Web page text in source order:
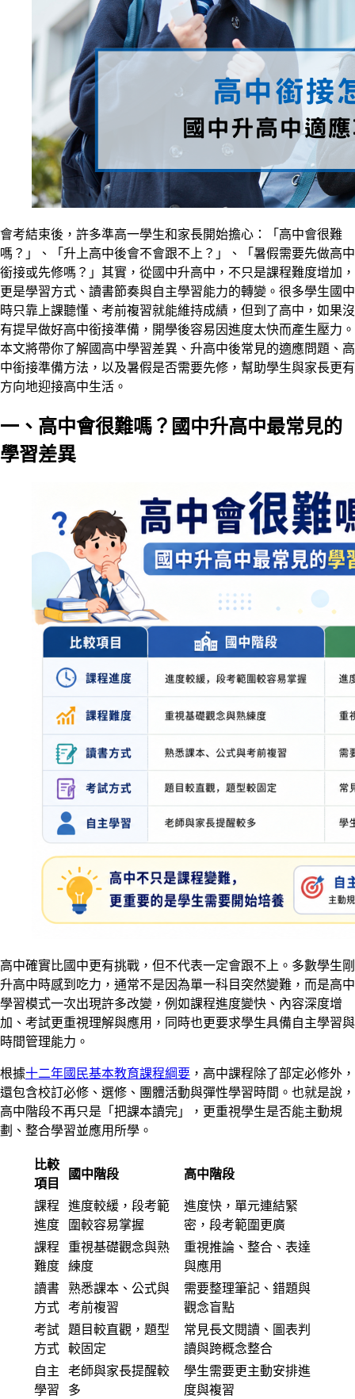
會考結束後，許多準高一學生和家長開始擔心：「高中會很難
嗎？」、「升上高中後會不會跟不上？」、「暑假需要先做高中
銜接或先修嗎？」其實，從國中升高中，不只是課程難度增加，
更是學習方式、讀書節奏與自主學習能力的轉變。很多學生國中
時只靠上課聽懂、考前複習就能維持成績，但到了高中，如果沒
有提早做好高中銜接準備，開學後容易因進度太快而產生壓力。
本文將帶你了解國高中學習差異、升高中後常見的適應問題、高
中銜接準備方法，以及暑假是否需要先修，幫助學生與家長更有
方向地迎接高中生活。
一、高中會很難嗎？國中升高中最常見的
學習差異
高中確實比國中更有挑戰，但不代表一定會跟不上。多數學生剛
升高中時感到吃力，通常不是因為單一科目突然變難，而是高中
學習模式一次出現許多改變，例如課程進度變快、內容深度增
加、考試更重視理解與應用，同時也更要求學生具備自主學習與
時間管理能力。
根據十二年國民基本教育課程綱要 ，高中課程除了部定必修外，
還包含校訂必修、選修、團體活動與彈性學習時間。也就是說，
高中階段不再只是「把課本讀完」，更重視學生是否能主動規
劃、整合學習並應用所學。
比較
項目
國中階段 高中階段
課程
進度
進度較緩，段考範
圍較容易掌握
進度快，單元連結緊
密，段考範圍更廣
課程
難度
重視基礎觀念與熟
練度
重視推論、整合、表達
與應用
讀書
方式
熟悉課本、公式與
考前複習
需要整理筆記、錯題與
觀念盲點
考試
方式
題目較直觀，題型
較固定
常見長文閱讀、圖表判
讀與跨概念整合
自主
學習
老師與家長提醒較
多
學生需要更主動安排進
度與複習